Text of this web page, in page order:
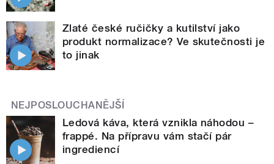
Zlaté české ručičky a kutilství jako
produkt normalizace? Ve skutečnosti je
to jinak
NEJPOSLOUCHANĚJŠÍ
Ledová káva, která vznikla náhodou –
frappé. Na přípravu vám stačí pár
ingrediencí